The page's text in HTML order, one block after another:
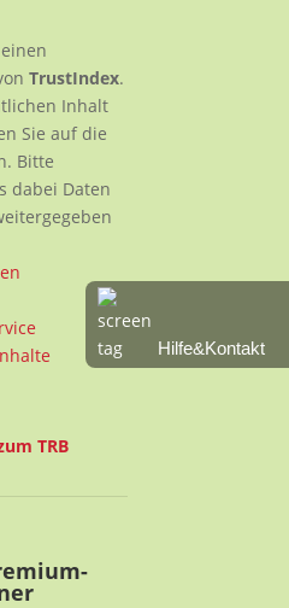
TrustIndex.
Inhalt
Sie auf die
Bitte
dabei Daten
TRB
Hilfe&Kontakt